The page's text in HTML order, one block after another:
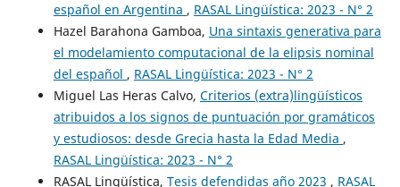
español en Argentina , RASAL Lingüística: 2023 - N° 2
Hazel Barahona Gamboa, Una sintaxis generativa para
el modelamiento computacional de la elipsis nominal
del español , RASAL Lingüística: 2023 - N° 2
Miguel Las Heras Calvo, Criterios (extra)lingüísticos
atribuidos a los signos de puntuación por gramáticos
y estudiosos: desde Grecia hasta la Edad Media ,
RASAL Lingüística: 2023 - N° 2
RASAL Lingüística, Tesis defendidas año 2023 , RASAL